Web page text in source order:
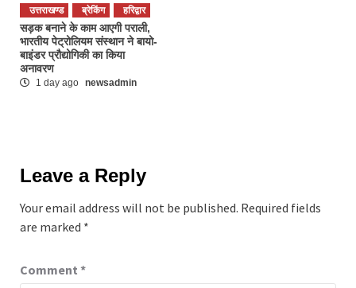
उत्तराखण्ड ब्रेकिंग हरिद्वार
सड़क बनाने के काम आएगी पराली,
भारतीय पेट्रोलियम संस्थान ने बायो-
बाइंडर प्रौद्योगिकी का किया
अनावरण
1 day ago newsadmin
Leave a Reply
Your email address will not be published. Required fields
are marked *
Comment *